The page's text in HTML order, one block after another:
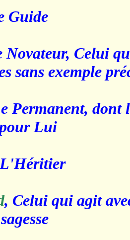
Guide
Novateur, Celui
sans exemple
Permanent, dont
Lui
, Celui qui agit